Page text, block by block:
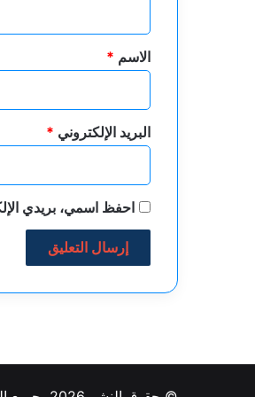
*
الاسم *
البريد الإلكتروني *
احفظ اسمي، بريدي